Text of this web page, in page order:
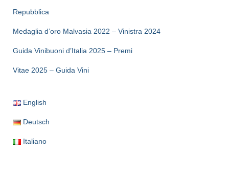
Repubblica
Medaglia d’oro Malvasia 2022 – Vinistra 2024
Guida Vinibuoni d’Italia 2025 – Premi
Vitae 2025 – Guida Vini
English
Deutsch
Italiano